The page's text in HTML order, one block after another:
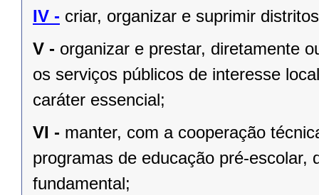
IV - criar, organizar e suprimir
V - organizar e prestar, diretamente
os serviços públicos de interesse
caráter essencial;
VI - manter, com a cooperação
programas de educação pré-escolar,
fundamental;